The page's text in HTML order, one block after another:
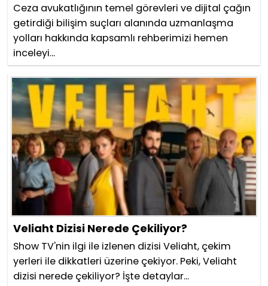
Ceza avukatlığının temel görevleri ve dijital çağın
getirdiği bilişim suçları alanında uzmanlaşma
yolları hakkında kapsamlı rehberimizi hemen
inceleyi...
Veliaht Dizisi Nerede Çekiliyor?
Show TV'nin ilgi ile izlenen dizisi Veliaht, çekim
yerleri ile dikkatleri üzerine çekiyor. Peki, Veliaht
dizisi nerede çekiliyor? İşte detaylar...